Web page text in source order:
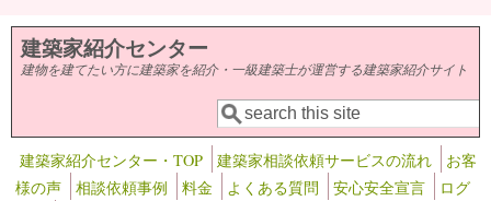
メインコンテンツに移動
建築家紹介センター
建物を建てたい方に建築家を紹介・一級建築士が運営する建築家紹介サイト
検索フォーム
検索
建築家紹介センター・TOP 建築家相談依頼サービスの流れ
お客
様の声
相談依頼事例 料金 よくある質問 安心安全宣言
ログ